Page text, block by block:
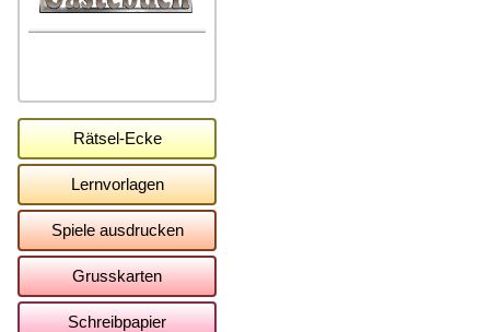
Rätsel-Ecke
Lernvorlagen
Spiele ausdrucken
Grusskarten
Schreibpapier